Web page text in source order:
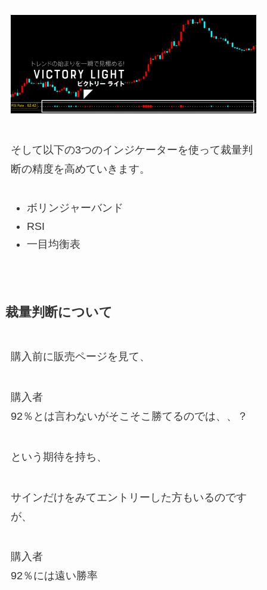
そして以下の3つのインジケーターを使って裁量判
断の精度を高めていきます。
ボリンジャーバンド
RSI
一目均衡表
裁量判断について
購入前に販売ページを見て、
購入者
92％とは言わないがそこそこ勝てるのでは、、？
という期待を持ち、
サインだけをみてエントリーした方もいるのです
が、
購入者
92％には遠い勝率